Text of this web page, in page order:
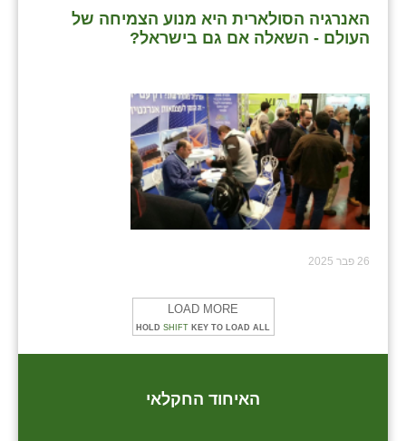
האנרגיה הסולארית היא מנוע הצמיחה של
העולם - השאלה אם גם בישראל?
26 פבר 2025
LOAD MORE
HOLD SHIFT KEY TO LOAD ALL
האיחוד החקלאי